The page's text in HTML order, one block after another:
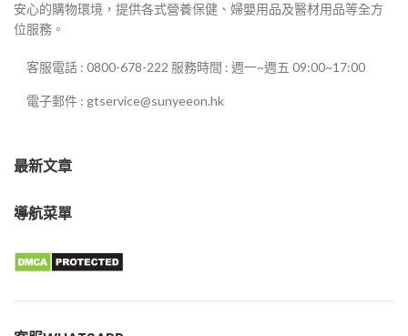
安心的購物環境，提供各式營養保健、婦嬰用品及醫材用品等全方
位服務。
客服電話 : 0800-678-222 服務時間 : 週一~週五 09:00~17:00
電子郵件 : gtservice@sunyeeon.hk
最新文章
導航菜單